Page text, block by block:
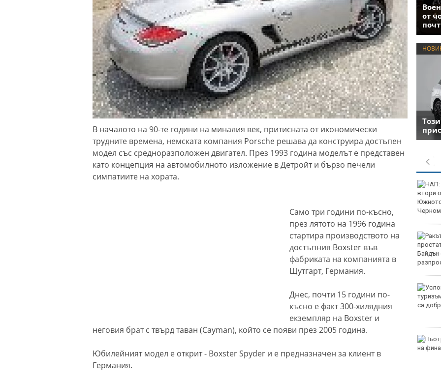
В началото на 90-те години на миналия век, притисната от икономически
трудните времена, немската компания Porsche решава да конструира достъпен
модел със средноразположен двигател. През 1993 година моделът е представен
като концепция на автомобилното изложение в Детройт и бързо печели
симпатиите на хората.
Само три години по-късно,
през лятото на 1996 година
стартира производството на
достъпния Boxster във
фабриката на компанията в
Щутгарт, Германия.
Днес, почти 15 години по-
късно е факт 300-хилядния
екземпляр на Boxster и
неговия брат с твърд таван (Cayman), който се появи през 2005 година.
Юбилейният модел е открит - Boxster Spyder и е предназначен за клиент в
Германия.
от
нарушение
Ракът на простатата на
Джо Байдън се е
планините са добри